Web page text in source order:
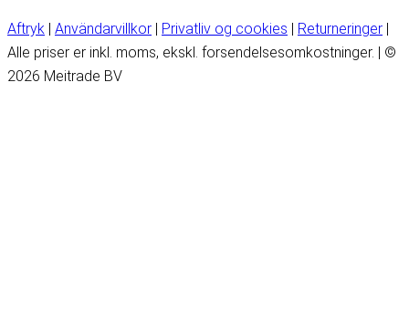
Aftryk | Användarvillkor | Privatliv og cookies | Returneringer |
Alle priser er inkl. moms, ekskl. forsendelsesomkostninger. | ©
2026 Meitrade BV